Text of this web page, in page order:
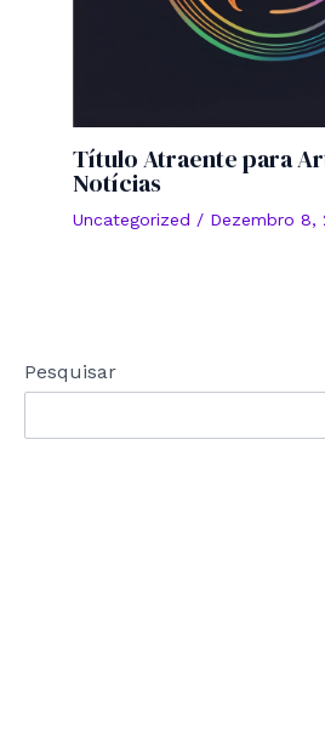
Título Atraente para
Notícias
Uncategorized / Dezembro 8,
Pesquisar